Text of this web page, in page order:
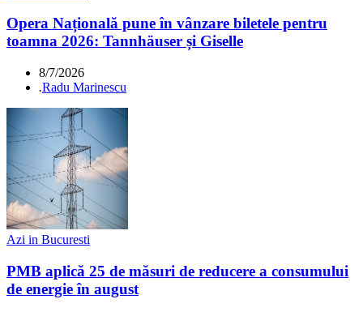
Opera Națională pune în vânzare biletele pentru
toamna 2026: Tannhäuser și Giselle
8/7/2026
.Radu Marinescu
Azi in Bucuresti
PMB aplică 25 de măsuri de reducere a consumului
de energie în august